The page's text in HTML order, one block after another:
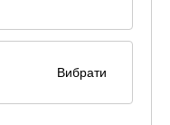
Вибрати